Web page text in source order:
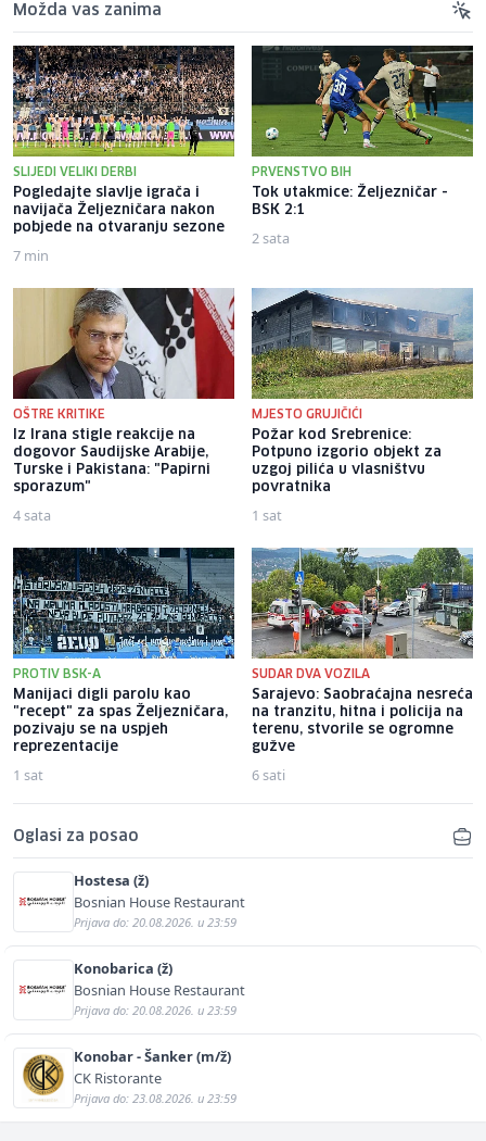
Možda vas zanima
SLIJEDI VELIKI DERBI
Pogledajte slavlje igrača i
navijača Željezničara nakon
pobjede na otvaranju sezone
7 min
PRVENSTVO BIH
Tok utakmice: Željezničar -
BSK 2:1
2 sata
OŠTRE KRITIKE
Iz Irana stigle reakcije na
dogovor Saudijske Arabije,
Turske i Pakistana: "Papirni
sporazum"
4 sata
MJESTO GRUJIČIĆI
Požar kod Srebrenice:
Potpuno izgorio objekt za
uzgoj pilića u vlasništvu
povratnika
1 sat
PROTIV BSK-A
Manijaci digli parolu kao
"recept" za spas Željezničara,
pozivaju se na uspjeh
reprezentacije
1 sat
SUDAR DVA VOZILA
Sarajevo: Saobraćajna nesreća
na tranzitu, hitna i policija na
terenu, stvorile se ogromne
gužve
6 sati
Oglasi za posao
Hostesa (ž)
Bosnian House Restaurant
Prijava do: 20.08.2026. u 23:59
Konobarica (ž)
Bosnian House Restaurant
Prijava do: 20.08.2026. u 23:59
Konobar - Šanker (m/ž)
CK Ristorante
Prijava do: 23.08.2026. u 23:59